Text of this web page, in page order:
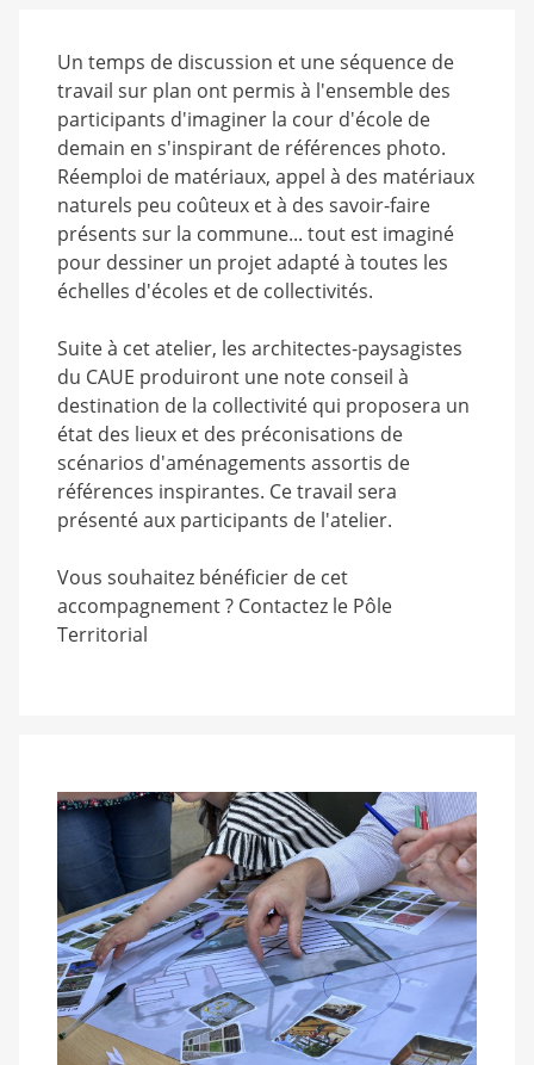
Un temps de discussion et une séquence de
travail sur plan ont permis à l'ensemble des
participants d'imaginer la cour d'école de
demain en s'inspirant de références photo.
Réemploi de matériaux, appel à des matériaux
naturels peu coûteux et à des savoir-faire
présents sur la commune... tout est imaginé
pour dessiner un projet adapté à toutes les
échelles d'écoles et de collectivités.
Suite à cet atelier, les architectes-paysagistes
du CAUE produiront une note conseil à
destination de la collectivité qui proposera un
état des lieux et des préconisations de
scénarios d'aménagements assortis de
références inspirantes. Ce travail sera
présenté aux participants de l'atelier.
Vous souhaitez bénéficier de cet
accompagnement ? Contactez le Pôle
Territorial